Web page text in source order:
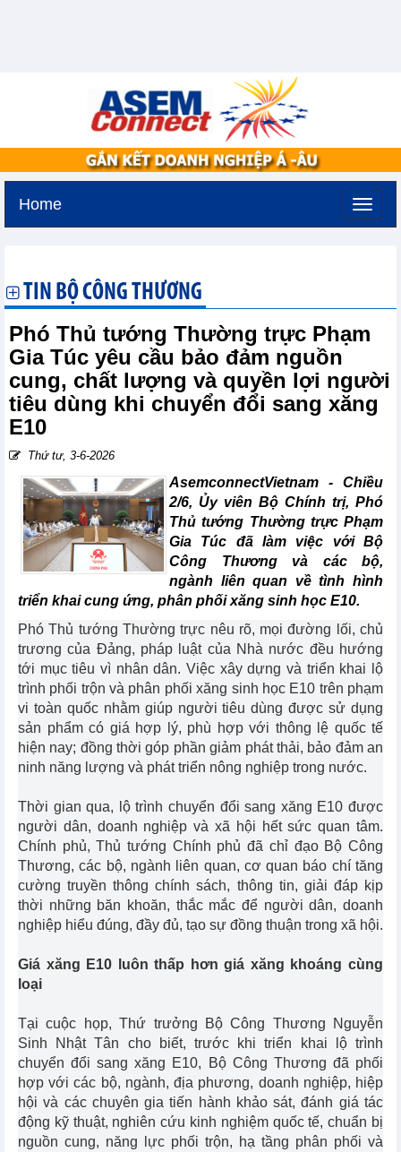
Home
TIN BỘ CÔNG THƯƠNG
Phó Thủ tướng Thường trực Phạm
Gia Túc yêu cầu bảo đảm nguồn
cung, chất lượng và quyền lợi người
tiêu dùng khi chuyển đổi sang xăng
E10
Thứ tư, 3-6-2026
AsemconnectVietnam - Chiều
2/6, Ủy viên Bộ Chính trị, Phó
Thủ tướng Thường trực Phạm
Gia Túc đã làm việc với Bộ
Công Thương và các bộ,
ngành liên quan về tình hình
triển khai cung ứng, phân phối xăng sinh học E10.
Phó Thủ tướng Thường trực nêu rõ, mọi đường lối, chủ
trương của Đảng, pháp luật của Nhà nước đều hướng
tới mục tiêu vì nhân dân. Việc xây dựng và triển khai lộ
trình phối trộn và phân phối xăng sinh học E10 trên phạm
vi toàn quốc nhằm giúp người tiêu dùng được sử dụng
sản phẩm có giá hợp lý, phù hợp với thông lệ quốc tế
hiện nay; đồng thời góp phần giảm phát thải, bảo đảm an
ninh năng lượng và phát triển nông nghiệp trong nước.
Thời gian qua, lộ trình chuyển đổi sang xăng E10 được
người dân, doanh nghiệp và xã hội hết sức quan tâm.
Chính phủ, Thủ tướng Chính phủ đã chỉ đạo Bộ Công
Thương, các bộ, ngành liên quan, cơ quan báo chí tăng
cường truyền thông chính sách, thông tin, giải đáp kịp
thời những băn khoăn, thắc mắc để người dân, doanh
nghiệp hiểu đúng, đầy đủ, tạo sự đồng thuận trong xã hội.
Giá xăng E10 luôn thấp hơn giá xăng khoáng cùng
loại
Tại cuộc họp, Thứ trưởng Bộ Công Thương Nguyễn
Sinh Nhật Tân cho biết, trước khi triển khai lộ trình
chuyển đổi sang xăng E10, Bộ Công Thương đã phối
hợp với các bộ, ngành, địa phương, doanh nghiệp, hiệp
hội và các chuyên gia tiến hành khảo sát, đánh giá tác
động kỹ thuật, nghiên cứu kinh nghiệm quốc tế, chuẩn bị
nguồn cung, năng lực phối trộn, hạ tầng phân phối và